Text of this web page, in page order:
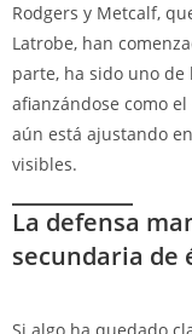
Rodgers y Metcalf,
Latrobe, han
parte, ha sido uno de
afianzándose como
aún está ajustando
visibles.
La defensa
secundaria de